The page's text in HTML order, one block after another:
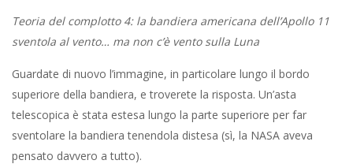
Teoria del complotto 4: la bandiera americana dell’Apollo 11
sventola al vento… ma non c’è vento sulla Luna
Guardate di nuovo l’immagine, in particolare lungo il bordo
superiore della bandiera, e troverete la risposta. Un’asta
telescopica è stata estesa lungo la parte superiore per far
sventolare la bandiera tenendola distesa (sì, la NASA aveva
pensato davvero a tutto).